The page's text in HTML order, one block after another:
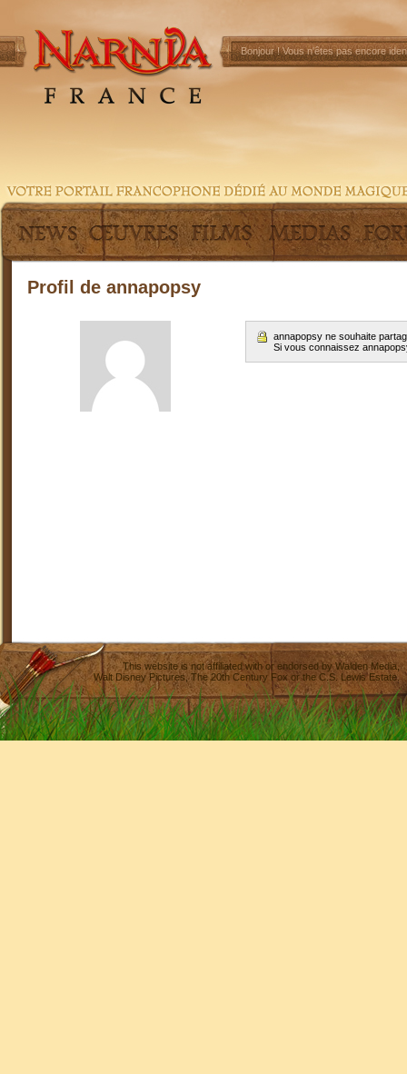
Bonjour !Vous n'êtes pas encore
Profil de annapopsy
annapopsy ne souhaite
Si vous connaissez
This website is not affiliated with or endorsed byWalden Media
Walt Disney Pictures,The 20th Century Fox or the C.S. Lewis Estate.